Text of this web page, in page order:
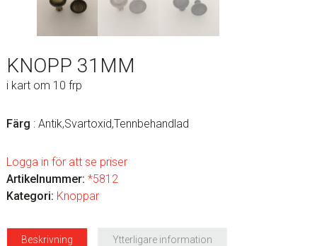
KNOPP 31MM
i kart om 10 frp
Färg : Antik,Svartoxid,Tennbehandlad
Logga in för att se priser
Artikelnummer: *5812
Kategori: Knoppar
Beskrivning Ytterligare information